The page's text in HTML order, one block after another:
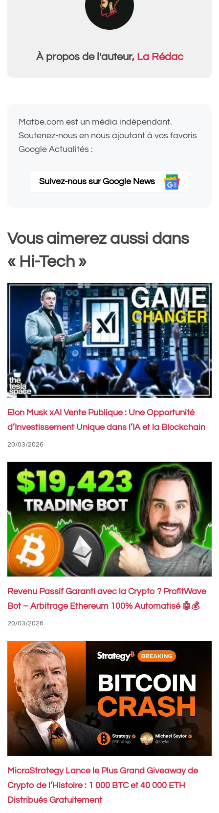
À propos de l'auteur, La Rédac
Matbe.com est un média indépendant.
Soutenez-nous en nous ajoutant à vos favoris
Google Actualités :
Suivez-nous sur Google News
Vous aimerez aussi dans
« Hi-Tech »
Elon Musk xAI Vente Publique : Une Opportunité
d’Investissement Unique dans l’IA et la Blockchain
20/03/2026
Revenu Passif Garanti avec la Crypto ? ProfitWave
Bot – Arbitrage Ethereum 100% Automatisé 🤖💰
20/03/2026
MicroStrategy Lance le Plus Grand Giveaway de
Crypto de l’Histoire : 1 000 BTC et 40 000 ETH
Distribués Gratuitement